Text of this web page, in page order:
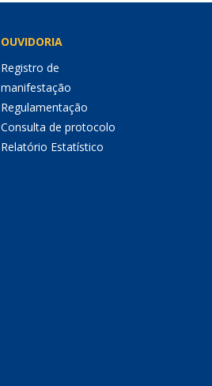
OUVIDORIA
Registro de
manifestação
Regulamentação
Consulta de protocolo
Relatório Estatístico